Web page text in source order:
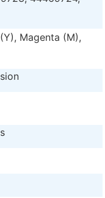
Magenta (M),